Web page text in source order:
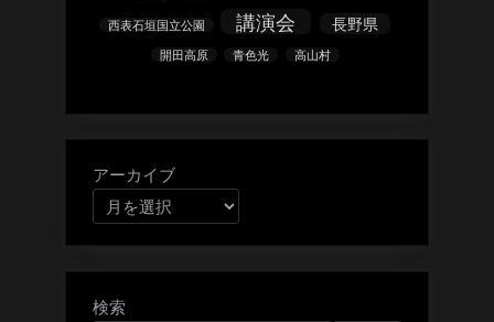
西表石垣国立公園 講演会 長野県
開田高原 青色光 高山村
アーカイブ
検索